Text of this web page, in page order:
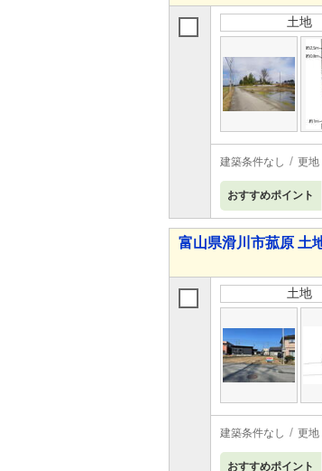
土地
建築条件なし 更地
おすすめポイント
富山県滑川市菰原 土
土地
建築条件なし 更地
おすすめポイント